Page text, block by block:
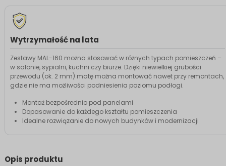
Wytrzymałość na lata
Zestawy MAL-160 można stosować w różnych typach pomieszczeń –
w salonie, sypialni, kuchni czy biurze. Dzięki niewielkiej grubości
przewodu (ok. 2 mm) matę można montować nawet przy remontach,
gdzie nie ma możliwości podniesienia poziomu podłogi.
Montaż bezpośrednio pod panelami
Dopasowanie do każdego kształtu pomieszczenia
Idealne rozwiązanie do nowych budynków i modernizacji
Opis produktu